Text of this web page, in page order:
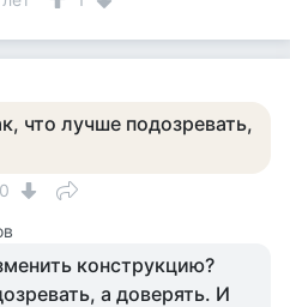
что лучше подозревать,
0
конструкцию?
а доверять. И